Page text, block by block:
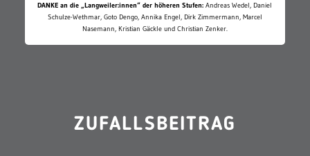
DANKE an die „Langweiler:innen“ der höheren Stufen: Andreas Wedel, Daniel
Schulze-Wethmar, Goto Dengo, Annika Engel, Dirk Zimmermann, Marcel
Nasemann, Kristian Gäckle und Christian Zenker.
ZUFALLSBEITRAG